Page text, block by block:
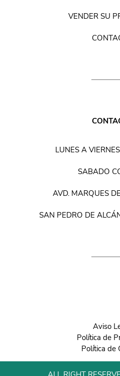
VENDER SU
LUNES A
SABADO
AVD. MARQUES
SAN PEDRO DE
Aviso
Política de
Política de